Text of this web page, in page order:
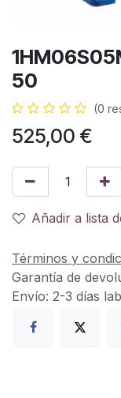
50
(0
525,00 €
Añadir a lista
Términos y
Garantía de
Envío: 2-3 días